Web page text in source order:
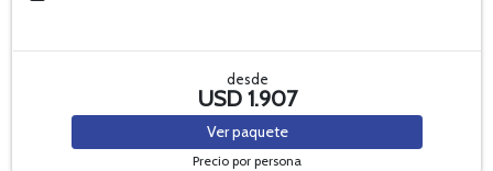
desde
USD 1.907
Verpaquete
Precio por persona